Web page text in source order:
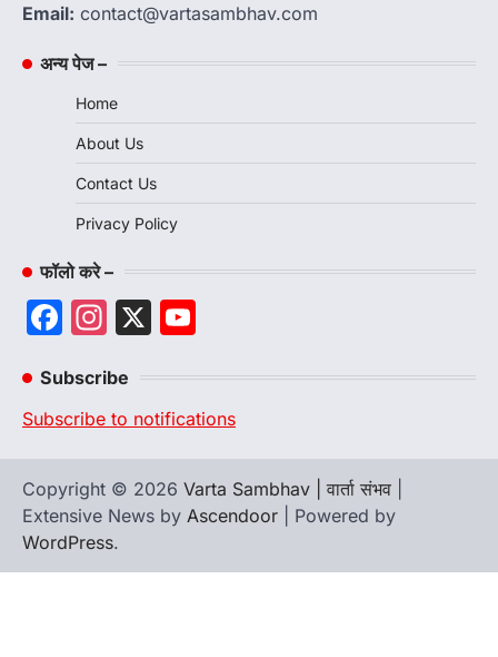
Email: contact@vartasambhav.com
अन्य पेज –
Home
About Us
Contact Us
Privacy Policy
फॉलो करे –
Facebook
Instagram
X
Subscribe
Subscribe to notifications
Copyright © 2026 Varta Sambhav | वार्ता संभव
Extensive News by Ascendoor | Powered by
WordPress.